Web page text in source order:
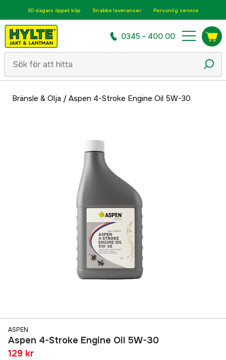
30 dagars öppet köp Snabba leveranser Personlig service
0345 - 400 00
Bränsle & Olja / Aspen 4-Stroke Engine Oil 5W-30
ASPEN
Aspen 4-Stroke Engine Oil 5W-30
129 kr